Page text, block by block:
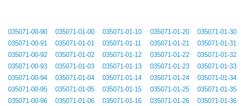
035071-00-90
035071-00-91
035071-00-92
035071-00-93
035071-00-94
035071-00-95
035071-00-96
035071-01-00
035071-01-01
035071-01-02
035071-01-03
035071-01-04
035071-01-05
035071-01-06
035071-01-10
035071-01-11
035071-01-12
035071-01-13
035071-01-14
035071-01-15
035071-01-16
035071-01-20
035071-01-21
035071-01-22
035071-01-23
035071-01-24
035071-01-25
035071-01-26
035071-01-30
035071-01-31
035071-01-32
035071-01-33
035071-01-34
035071-01-35
035071-01-36